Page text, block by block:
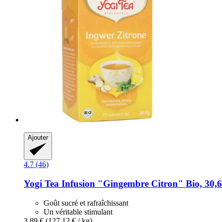
Ajouter
4.7 (46)
Yogi Tea Infusion "Gingembre Citron" Bio,
Goût sucré et rafraîchissant
Un véritable stimulant